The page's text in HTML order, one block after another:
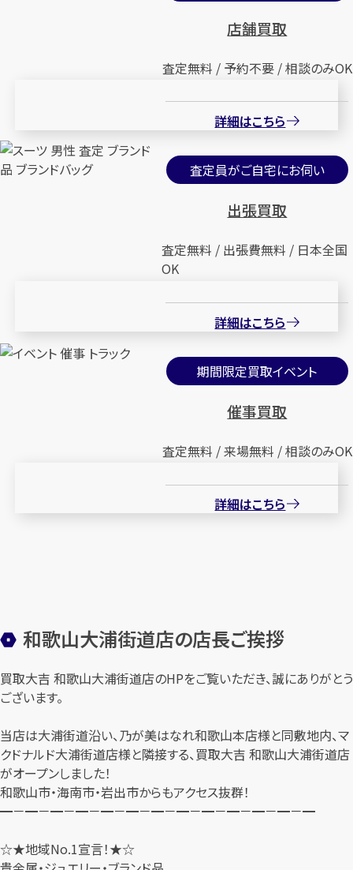
店舗買取
査定無料 / 予約不要 / 相談のみOK
詳細はこちら
査定員がご自宅にお伺い
出張買取
査定無料 / 出張費無料 / 日本全国
OK
詳細はこちら
期間限定買取イベント
催事買取
査定無料 / 来場無料 / 相談のみOK
詳細はこちら
和歌山大浦街道店の店長ご挨拶
買取大吉 和歌山大浦街道店のHPをご覧いただき、誠にありがとう
ございます。
当店は大浦街道沿い、乃が美はなれ和歌山本店様と同敷地内、マ
クドナルド大浦街道店様と隣接する、買取大吉 和歌山大浦街道店
がオープンしました！
和歌山市・海南市・岩出市からもアクセス抜群！
━－━－━－━－━－━－━－━－━－━－━－━－━
☆★地域No.1宣言！★☆